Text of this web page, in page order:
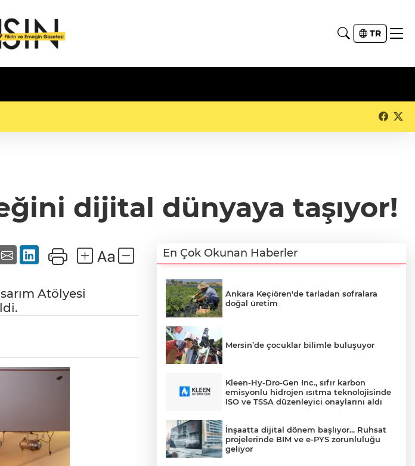
TR
dijital dünyaya taşıyor!
Atölyesi
En Çok Okunan Haberler
Ankara Keçiören'de tarladan sofralara
doğal üretim
Mersin’de çocuklar bilimle buluşuyor
Kleen-Hy-Dro-Gen Inc., sıfır karbon
emisyonlu hidrojen ısıtma teknolojisinde
ISO ve TSSA düzenleyici onaylarını aldı
İnşaatta dijital dönem başlıyor... Ruhsat
projelerinde BIM ve e-PYS zorunluluğu
geliyor